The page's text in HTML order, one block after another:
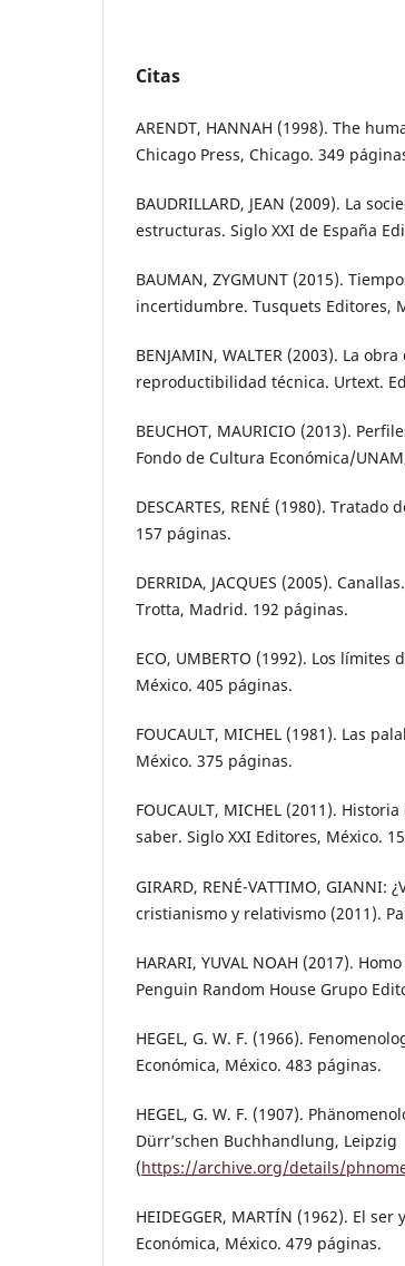
Citas
ARENDT, HANNAH (1998). The
Chicago Press, Chicago. 349
BAUDRILLARD, JEAN (2009). La
estructuras. Siglo XXI de España
BAUMAN, ZYGMUNT (2015).
incertidumbre. Tusquets Editores,
BENJAMIN, WALTER (2003). La
reproductibilidad técnica. Urtext.
BEUCHOT, MAURICIO (2013).
Fondo de Cultura Económica/
DESCARTES, RENÉ (1980).
157 páginas.
DERRIDA, JACQUES (2005).
Trotta, Madrid. 192 páginas.
ECO, UMBERTO (1992). Los
México. 405 páginas.
FOUCAULT, MICHEL (1981). Las
México. 375 páginas.
FOUCAULT, MICHEL (2011).
saber. Siglo XXI Editores, México.
GIRARD, RENÉ-VATTIMO,
cristianismo y relativismo (2011).
HARARI, YUVAL NOAH (2017).
Penguin Random House Grupo
HEGEL, G. W. F. (1966).
Económica, México. 483 páginas.
HEGEL, G. W. F. (1907).
Dürr’schen Buchhandlung, Leipzig
(https://archive.org/details/
HEIDEGGER, MARTÍN (1962). El
Económica, México. 479 páginas.